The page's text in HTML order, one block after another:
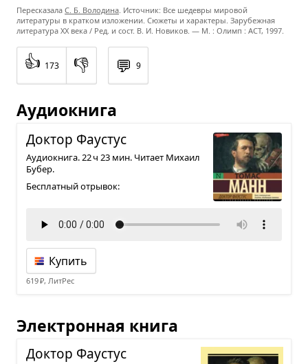
Пересказала С. Б. Володина. Источник: Все шедевры мировой
литературы в кратком изложении. Сюжеты и характеры. Зарубежная
литература XX века / Ред. и сост. В. И. Новиков. — М. : Олимп : ACT, 1997.
👍 173 👎 💬 9
Аудиокнига
Док­тор Фау­стус
Аудиокнига. 22 ч 23 мин. Читает Михаил
Бубер.
Бесплатный отрывок:
Купить
619 ₽, ЛитРес
Электронная книга
Док­тор Фау­стус